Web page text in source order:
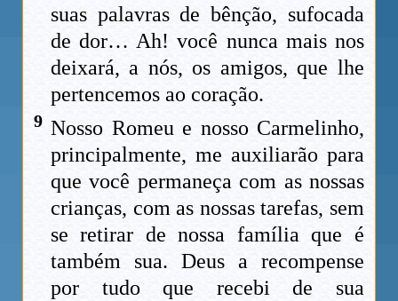
suas palavras de bênção, sufocada
de dor… Ah! você nunca mais nos
deixará, a nós, os amigos, que lhe
pertencemos ao coração.
9 Nosso Romeu e nosso Carmelinho,
principalmente, me auxiliarão para
que você permaneça com as nossas
crianças, com as nossas tarefas, sem
se retirar de nossa família que é
também sua. Deus a recompense
por tudo que recebi de sua